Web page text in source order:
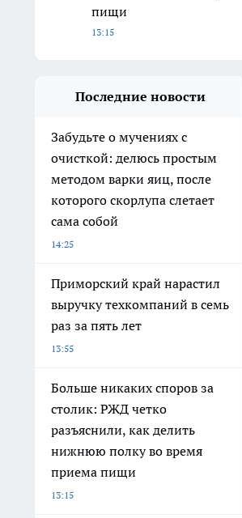
пищи
13:15
Последние новости
Забудьте о мучениях с
очисткой: делюсь простым
методом варки яиц, после
которого скорлупа слетает
сама собой
14:25
Приморский край нарастил
выручку техкомпаний в семь
раз за пять лет
13:55
Больше никаких споров за
столик: РЖД четко
разъяснили, как делить
нижнюю полку во время
приема пищи
13:15